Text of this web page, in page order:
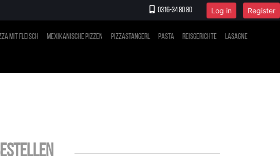
0316-34 80 80 Log in Register
mit Fleisch Mexikanische Pizzen Pizzastangerl Pasta Reisgerichte Lasagne